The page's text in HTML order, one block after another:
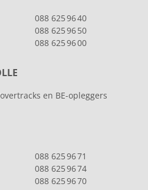
088 625 96 40
088 625 96 50
088 625 96 00
en BE-opleggers
088 625 96 71
088 625 96 74
088 625 96 70